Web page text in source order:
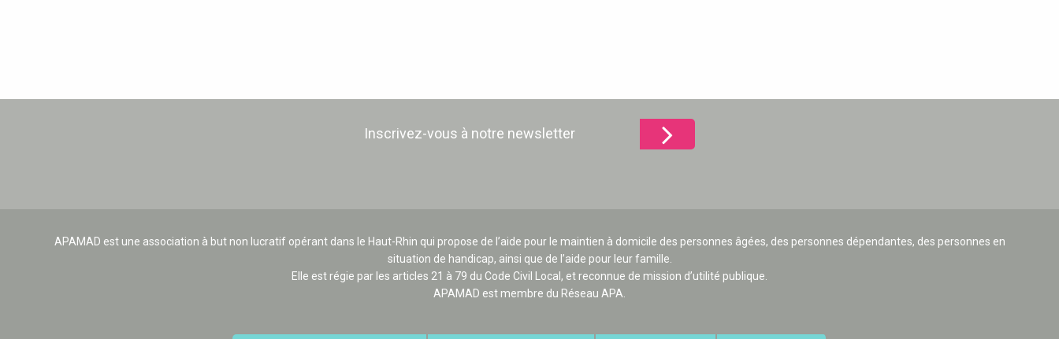
Inscrivez-vous à notre newsletter
APAMAD est une association à but non lucratif opérant dans le Haut-Rhin qui propose de l’aide pour le maintien à domicile des personnes âgées, des personnes dépendantes, des personnes en
situation de handicap, ainsi que de l’aide pour leur famille.
Elle est régie par les articles 21 à 79 du Code Civil Local, et reconnue de mission d’utilité publique.
APAMAD est membre du Réseau APA.